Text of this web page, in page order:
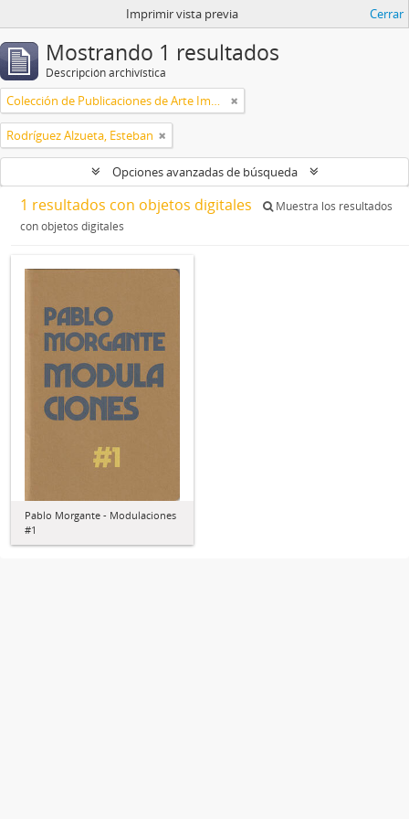
Imprimir vista previa Cerrar
Mostrando 1 resultados
Descripción archivística
Colección de Publicaciones de Arte Impreso
Rodríguez Alzueta, Esteban
Opciones avanzadas de búsqueda
1 resultados con objetos digitales
Muestra los resultados
con objetos digitales
Pablo Morgante - Modulaciones
#1